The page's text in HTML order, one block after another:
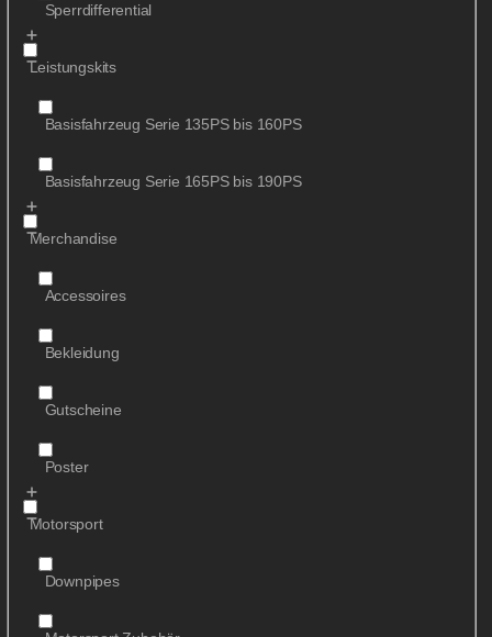
Sperrdifferential
Leistungskits
Basisfahrzeug Serie 135PS bis 160PS
Basisfahrzeug Serie 165PS bis 190PS
Merchandise
Accessoires
Bekleidung
Gutscheine
Poster
Motorsport
Downpipes